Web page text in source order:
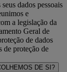
dados pessoais
e
a legislação da
Geral de
de dados
de proteção de
DE SI?